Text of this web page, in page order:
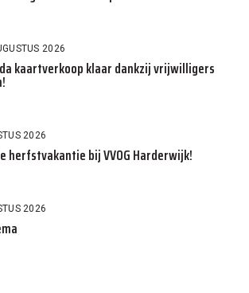
2026
kaartverkoop klaar dankzij vrijwilligers
2026
herfstvakantie bij VVOG Harderwijk!
2026